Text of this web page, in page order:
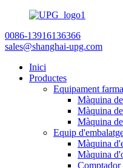
0086-13916136366
sales@shanghai-upg.com
Inici
Productes
Equipament
Màquina
Màquina
Màquina
Equip
Màquina
Màquina
Comptador